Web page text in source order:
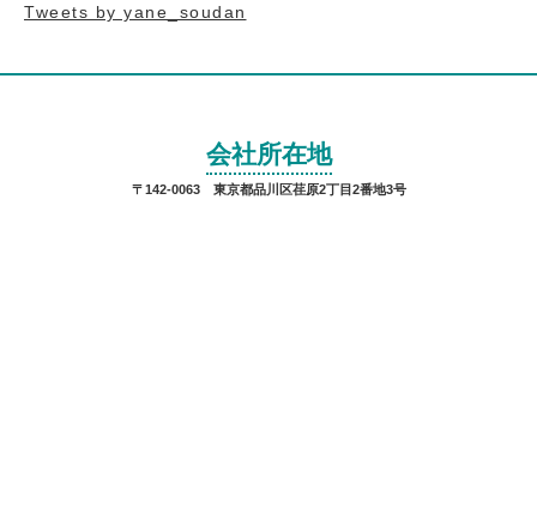
Tweets by yane_soudan
会社所在地
〒142-0063 東京都品川区荏原2丁目2番地3号